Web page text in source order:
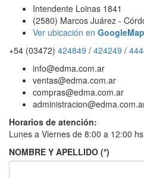
Intendente Loinas 1841
(2580) Marcos Juárez -
Ver ubicación en
+54 (03472) 424849 / 424249 /
info@edma.com.ar
ventas@edma.com.ar
compras@edma.com.ar
Horarios de atención:
Lunes a Viernes de 8:00 a 12:00
NOMBRE Y APELLIDO (*)